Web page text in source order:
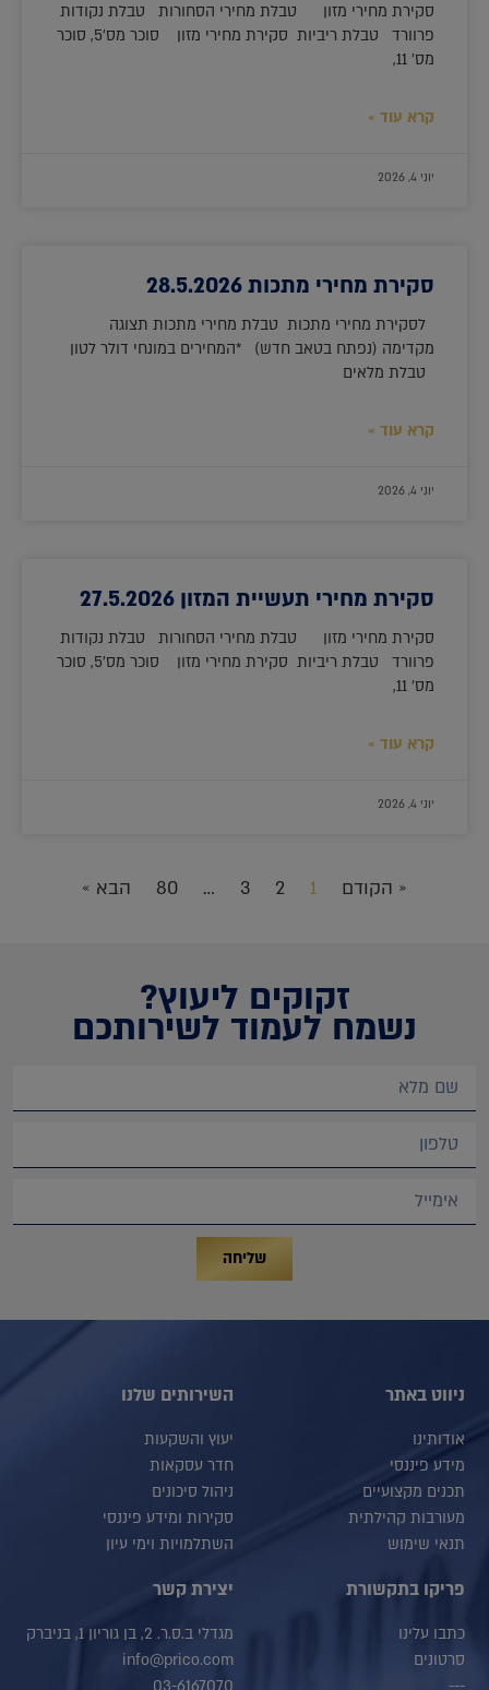
סקירת מחירי מזון טבלת מחירי הסחורות טבלת נקודות
פרוורד טבלת ריביות סקירת מחירי מזון סוכר מס'5, סוכר
מס' 11,
קרא עוד »
יוני 4, 2026
סקירת מחירי מתכות 28.5.2026
לסקירת מחירי מתכות טבלת מחירי מתכות תצוגה
מקדימה (נפתח בטאב חדש) *המחירים במונחי דולר לטון
טבלת מלאים
קרא עוד »
יוני 4, 2026
סקירת מחירי תעשיית המזון 27.5.2026
סקירת מחירי מזון טבלת מחירי הסחורות טבלת נקודות
פרוורד טבלת ריביות סקירת מחירי מזון סוכר מס'5, סוכר
מס' 11,
קרא עוד »
יוני 4, 2026
« הקודם 1
2
3
…
80 הבא »
זקוקים ליעוץ?
נשמח לעמוד לשירותכם
שליחה
ניווט באתר
אודותינו
מידע פיננסי
תכנים מקצועיים
מעורבות קהילתית
תנאי שימוש
השירותים שלנו
יעוץ והשקעות
חדר עסקאות
ניהול סיכונים
סקירות ומידע פיננסי
השתלמויות וימי עיון
פריקו בתקשורת
כתבו עלינו
סרטונים
יצירת קשר
מגדלי ב.ס.ר. 2, בן גוריון 1, בניברק
info@prico.com